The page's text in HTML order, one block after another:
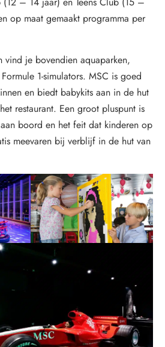
op maat gemaakt programma per
vind je bovendien aquaparken,
1-simulators. MSC is goed
en biedt babykits aan in de hut
restaurant. Een groot pluspunt is
boord en het feit dat kinderen op
meevaren bij verblijf in de hut van